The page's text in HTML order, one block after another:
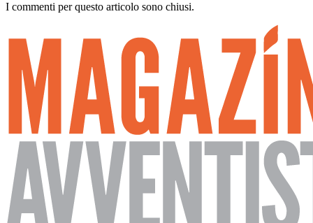
I commenti per questo articolo sono chiusi.